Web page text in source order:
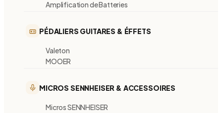
Amplification de Batteries
PÉDALIERS GUITARES & ÉFFETS
Valeton
MOOER
MICROS SENNHEISER & ACCESSOIRES
Micros SENNHEISER